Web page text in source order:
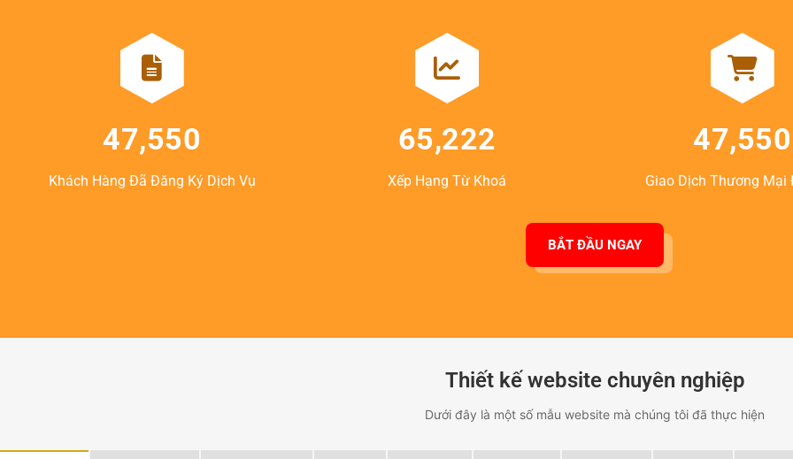
47,550
Khách Hàng Đã Đăng Ký Dịch Vụ
65,222
Xếp Hạng Từ Khoá
47,550
Giao Dịch Thương Mại
BẮT ĐẦU NGAY
Thiết kế website chuyên nghiệp
Dưới đây là một số mẫu website mà chúng tôi đã thực hiện